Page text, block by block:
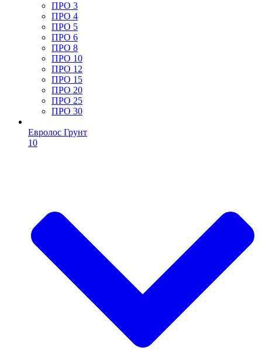
ПРО 3
ПРО 4
ПРО 5
ПРО 6
ПРО 8
ПРО 10
ПРО 12
ПРО 15
ПРО 20
ПРО 25
ПРО 30
Евролос Грунт
10